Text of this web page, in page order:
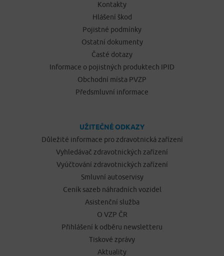
Kontakty
Hlášení škod
Pojistné podmínky
Ostatní dokumenty
Časté dotazy
Informace o pojistných produktech IPID
Obchodní místa PVZP
Předsmluvní informace
UŽITEČNÉ ODKAZY
Důležité informace pro zdravotnická zařízení
Vyhledávač zdravotnických zařízení
Vyúčtování zdravotnických zařízení
Smluvní autoservisy
Ceník sazeb náhradních vozidel
Asistenční služba
O VZP ČR
Přihlášení k odběru newsletteru
Tiskové zprávy
Aktuality